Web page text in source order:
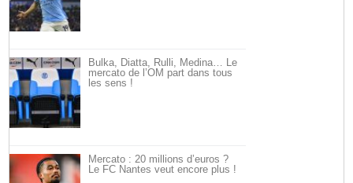
Bulka, Diatta, Rulli, Medina… Le
mercato de l’OM part dans tous
les sens !
Mercato : 20 millions d’euros ?
Le FC Nantes veut encore plus !